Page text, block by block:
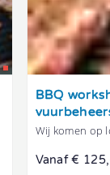
Tonen
BBQ
Wij komen op
Vanaf €